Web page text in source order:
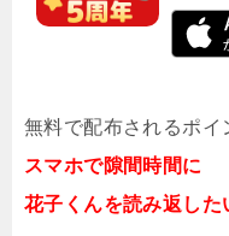
無料で配布されるポイ
スマホで隙間時間に
花子くんを読み返した